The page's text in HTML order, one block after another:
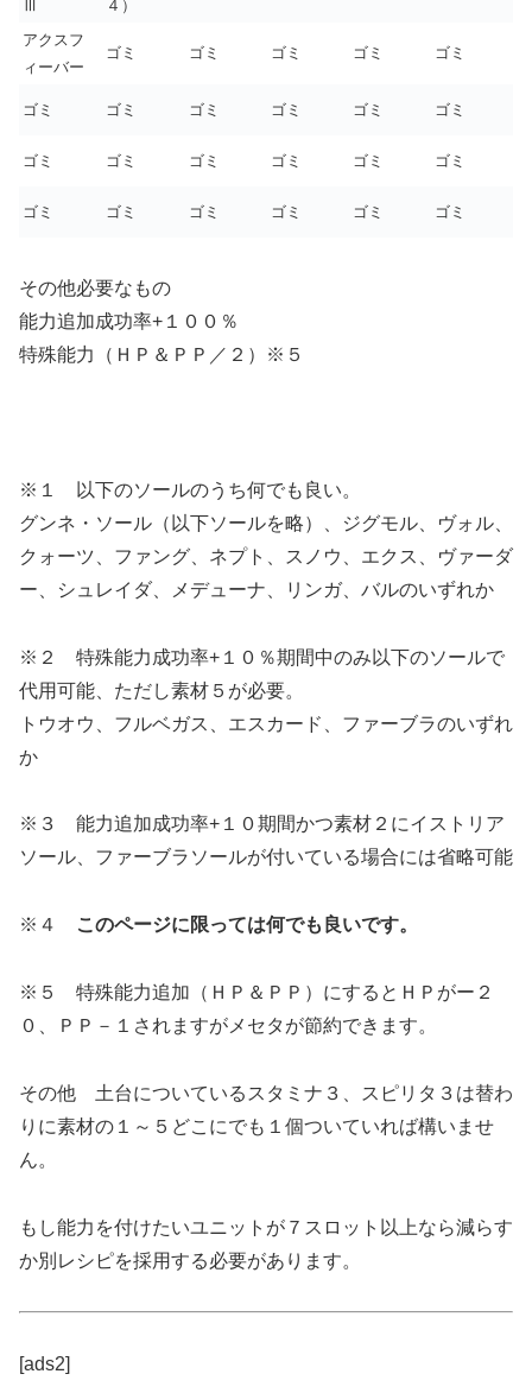
４）
アクスフ
ィーバー
ゴミ ゴミ ゴミ ゴミ ゴミ
ゴミ ゴミ ゴミ ゴミ ゴミ ゴミ
ゴミ ゴミ ゴミ ゴミ ゴミ ゴミ
ゴミ ゴミ ゴミ ゴミ ゴミ ゴミ
その他必要なもの
能力追加成功率+１００％
特殊能力（ＨＰ＆ＰＰ／２）※５
※１ 以下のソールのうち何でも良い。
グンネ・ソール（以下ソールを略）、ジグモル、ヴォル、
クォーツ、ファング、ネプト、スノウ、エクス、ヴァーダ
ー、シュレイダ、メデューナ、リンガ、バルのいずれか
※２ 特殊能力成功率+１０％期間中のみ以下のソールで
代用可能、ただし素材５が必要。
トウオウ、フルベガス、エスカード、ファーブラのいずれ
か
※３ 能力追加成功率+１０期間かつ素材２にイストリア
ソール、ファーブラソールが付いている場合には省略可能
※４ このページに限っては何でも良いです。
※５ 特殊能力追加（ＨＰ＆ＰＰ）にするとＨＰがー２
０、ＰＰ－１されますがメセタが節約できます。
その他 土台についているスタミナ３、スピリタ３は替わ
りに素材の１～５どこにでも１個ついていれば構いませ
ん。
もし能力を付けたいユニットが７スロット以上なら減らす
か別レシピを採用する必要があります。
[ads2]